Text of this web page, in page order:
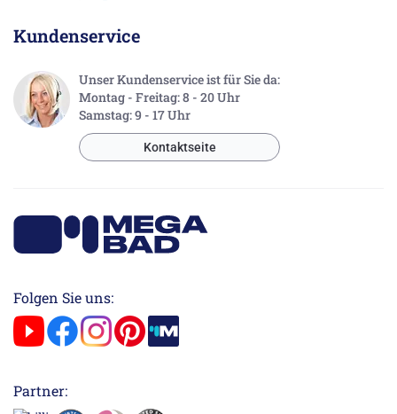
Kundenservice
Unser Kundenservice ist für Sie da:
Montag - Freitag: 8 - 20 Uhr
Samstag: 9 - 17 Uhr
Kontaktseite
Folgen Sie uns:
Partner: